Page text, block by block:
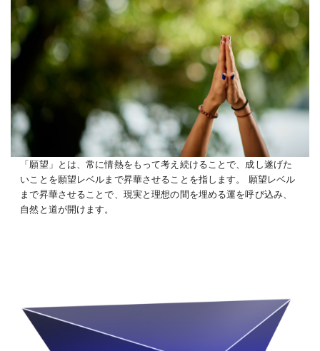
「願望」とは、常に情熱をもって考え続けることで、成し遂げた
いことを願望レベルまで昇華させることを指します。 願望レベル
まで昇華させることで、現実と理想の間を埋める運を呼び込み、
自然と道が開けます。